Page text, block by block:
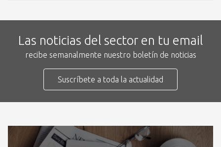
Las noticias del sector en tu email
recibe semanalmente nuestro boletín de noticias
Suscríbete a toda la actualidad